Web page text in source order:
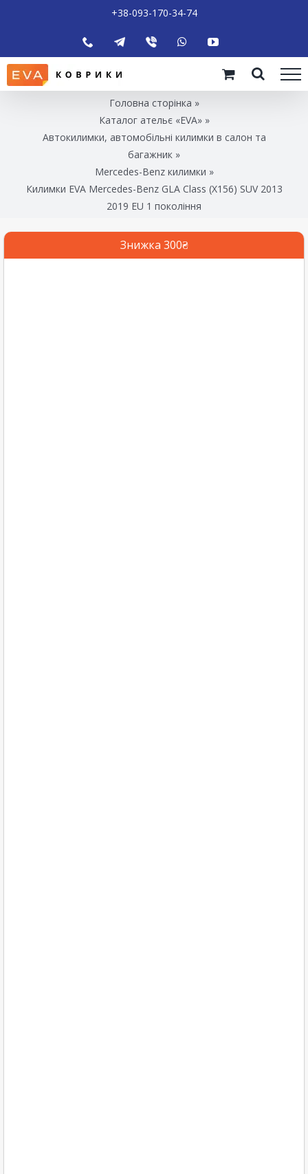
+38-093-170-34-74
Головна сторінка »
Каталог ательє «EVA»»
Автокилимки, автомобільні килимки в салон та
багажник »
Mercedes-Benz килимки »
Килимки EVA Mercedes-Benz GLA Class (X156) SUV 2013
2019 EU 1 покоління
Знижка 300₴